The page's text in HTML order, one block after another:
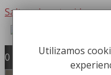
Saltar al contenido
0
Utilizamos